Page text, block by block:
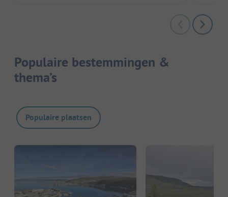
Populaire bestemmingen &
thema’s
Populaire plaatsen